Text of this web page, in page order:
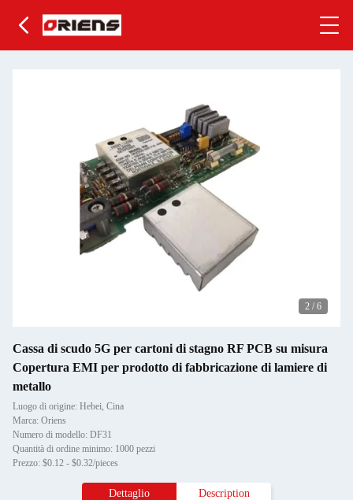
2 / 6
Cassa di scudo 5G per cartoni di stagno RF PCB su misura
Copertura EMI per prodotto di fabbricazione di lamiere di
metallo
Luogo di origine: Hebei, Cina
Marca: Oriens
Numero di modello: DF31
Quantità di ordine minimo: 1000 pezzi
Prezzo: $0.12 - $0.32/pieces
Dettaglio Description